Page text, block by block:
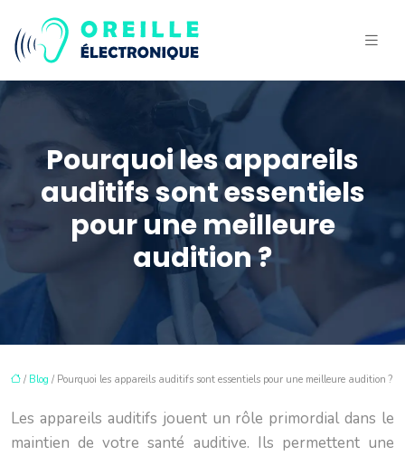
Pourquoi les appareils
auditifs sont essentiels
pour une meilleure
audition ?
/ Blog / Pourquoi les appareils auditifs sont essentiels pour une meilleure audition ?
Les appareils auditifs jouent un rôle primordial dans le
maintien de votre santé auditive. Ils permettent une